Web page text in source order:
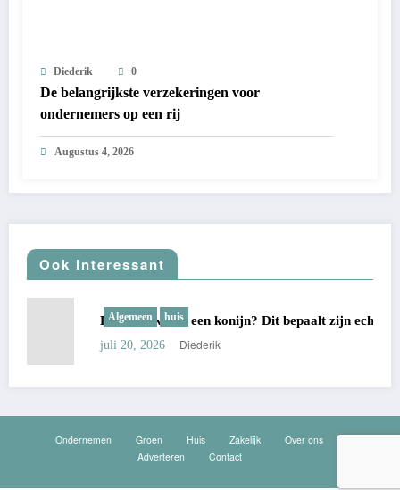
Diederik 0
De belangrijkste verzekeringen voor
ondernemers op een rij
Augustus 4, 2026
Ook interessant
Algemeen huis
Hoe oud wordt een konijn? Dit bepaalt zijn echte leeftijd
juli 20, 2026 Diederik
Ondernemen Groen Huis Zakelijk
Over ons
Adverteren
Contact